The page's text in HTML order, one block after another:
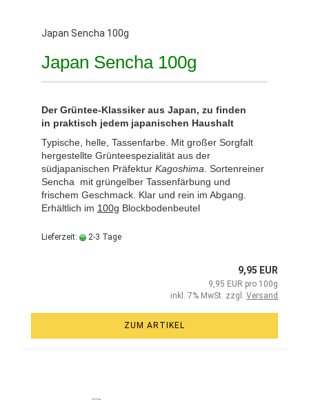
Japan Sencha 100g
Japan Sencha 100g
Der Grüntee-Klassiker aus Japan, zu finden
in praktisch jedem japanischen Haushalt
Typische, helle, Tassenfarbe. Mit großer Sorgfalt
hergestellte Grünteespezialität aus der
südjapanischen Präfektur Kagoshima . Sortenreiner
Sencha mit grüngelber Tassenfärbung und
frischem Geschmack. Klar und rein im Abgang.
Erhältlich im 100g Blockbodenbeutel
Lieferzeit: 2-3 Tage
9,95 EUR
9,95 EUR pro 100g
inkl. 7% MwSt. zzgl. Versand
ZUM ARTIKEL